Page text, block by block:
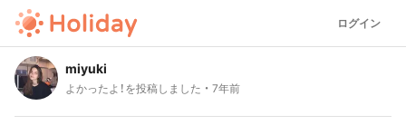
ログイン
miyuki
よかったよ！を投稿しました 7年前